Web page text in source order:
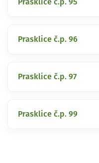
Prasklice č.p. 95
Prasklice č.p. 96
Prasklice č.p. 97
Prasklice č.p. 99